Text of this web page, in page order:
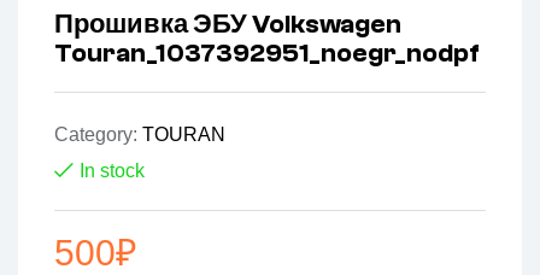
Прошивка ЭБУ Volkswagen
Touran_1037392951_noegr_nodpf
Category: TOURAN
In stock
500₽